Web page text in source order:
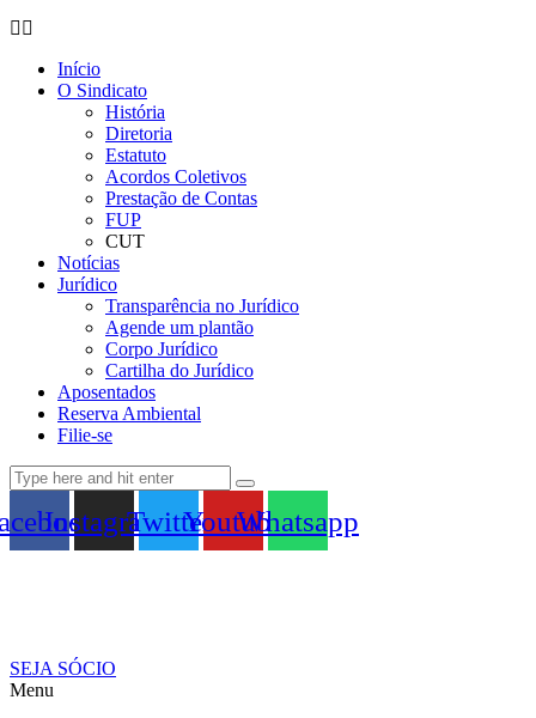
Início
O Sindicato
História
Diretoria
Estatuto
Acordos Coletivos
Prestação de Contas
FUP
CUT
Notícias
Jurídico
Transparência no Jurídico
Agende um plantão
Corpo Jurídico
Cartilha do Jurídico
Aposentados
Reserva Ambiental
Filie-se
InstagramTwitterYoutubeWhatsapp
SEJA SÓCIO
Menu